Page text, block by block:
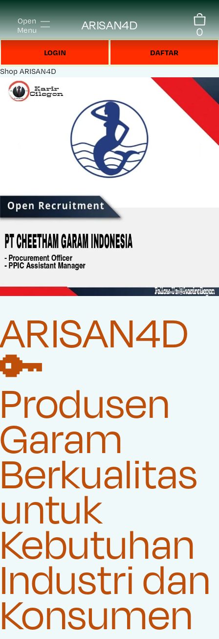
Open
Menu
ARISAN4D 0
LOGIN DAFTAR
Shop ARISAN4D
ARISAN4D
🔑
Produsen
Garam
Berkualitas
untuk
Kebutuhan
Industri dan
Konsumen